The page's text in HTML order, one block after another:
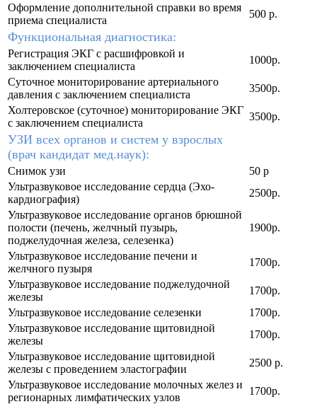
Оформление дополнительной справки во время
приема специалиста
500 р.
Функциональная диагностика:
Регистрация ЭКГ с расшифровкой и
заключением специалиста
1000р.
Суточное мониторирование артериального
давления с заключением специалиста
3500р.
Холтеровское (суточное) мониторирование ЭКГ
с заключением специалиста
3500р.
УЗИ всех органов и систем у взрослых
(врач кандидат мед.наук):
Снимок узи
50 р
Ультразвуковое исследование сердца (Эхо-
кардиография)
2500р.
Ультразвуковое исследование органов брюшной
полости (печень, желчный пузырь,
поджелудочная железа, селезенка)
1900р.
Ультразвуковое исследование печени и
желчного пузыря
1700р.
Ультразвуковое исследование поджелудочной
железы
1700р.
Ультразвуковое исследование селезенки
1700р.
Ультразвуковое исследование щитовидной
железы
1700р.
Ультразвуковое исследование щитовидной
железы с проведением эластографии
2500 р.
Ультразвуковое исследование молочных желез и
регионарных лимфатических узлов
1700р.